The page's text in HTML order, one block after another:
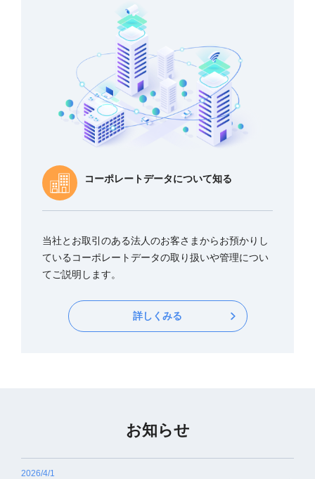
コーポレートデータについて知る
当社とお取引のある法人のお客さまからお預かりし
ているコーポレートデータの取り扱いや管理につい
てご説明します。
詳しくみる
お知らせ
2026/4/1